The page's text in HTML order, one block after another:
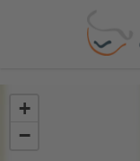
+
−